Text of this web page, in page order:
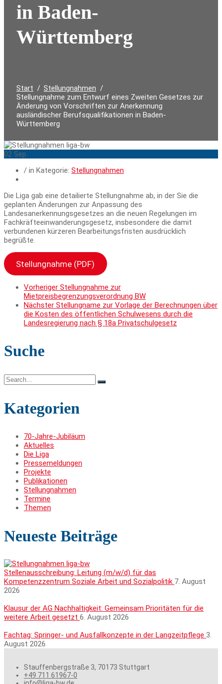
in Baden-
Württemberg
Start
Stellungnahmen
Stellungnahme zum Entwurf eines Zweiten Gesetzes zur
Änderung von Vorschriften zur Anerkennung
ausländischer Berufsqualifikationen in Baden-
Württemberg
02 Sep.
/ in Kategorie: Stellungnahmen
Die Liga gab eine detailierte Stellungnahme ab, in der Sie die
geplanten Änderungen zur Anpassung des
Landesanerkennungsgesetzes an die neuen Regelungen im
Fachkräfteeinwanderungsgesetz, insbesondere die damit
verbundenen kürzeren Bearbeitungsfristen ausdrücklich
begrüßte.
Stellungnahme (PDF)
Vorheriger Stellungnahme zur
Mietpreisbegrenzungsverordnung BW
Nächster Stellungname zur Vorlage der Berechnungen über
die Kosten des öffentlichen Schulwesens durch die
Landesregierung nach § 18a Privatschulgesetz
Suche
Search
for:
Kategorien
70-Jahre-Jubiläum
Aktuelles
Die Liga
Pressemeldungen
Projekte
Publikationen
Stellungnahmen
Termine
Themen
Neueste Beiträge
Stellenausschreibung: Leitung (m/w/d) für das
Kompetenzzentrum Soziale Arbeit und Sozialpolitik 7. August
2026
Klausur der AG Nachhaltigkeit: Gemeinsam Prioritäten für die
weitere Arbeit gesetzt 6. August 2026
Fachtag: Springer- und Ausfallkonzepte in der Langzeitpflege 3.
August 2026
Stauffenbergstraße 3, 70173 Stuttgart
+49 711 61967-0